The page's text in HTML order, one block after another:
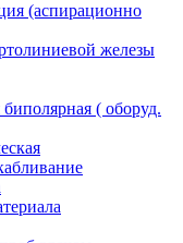
(аспирационно
железы
биполярная ( оборуд.